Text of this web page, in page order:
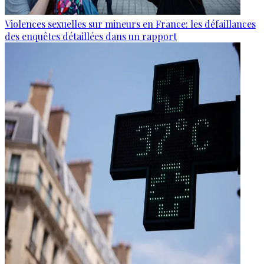
Violences sexuelles sur mineurs en France: les défaillances
des enquêtes détaillées dans un rapport